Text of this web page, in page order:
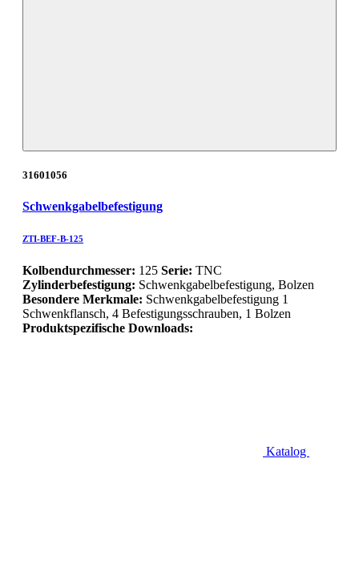
31601056
Schwenkgabelbefestigung
ZTI-BEF-B-125
Kolbendurchmesser: 125 Serie: TNC
Zylinderbefestigung: Schwenkgabelbefestigung, Bolzen
Besondere Merkmale: Schwenkgabelbefestigung 1
Schwenkflansch, 4 Befestigungsschrauben, 1 Bolzen
Produktspezifische Downloads:
Katalog